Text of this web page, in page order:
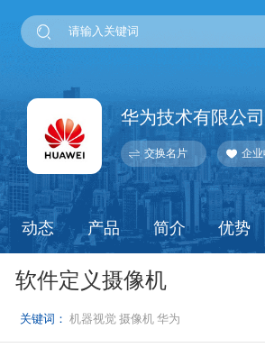
华为技术有限公司
交换名片 企
动态 产品 简介 优势
软件定义摄像机
关键词： 机器视觉 摄像机 华为